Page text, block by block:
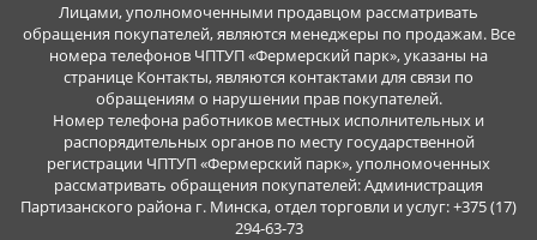
Лицами, уполномоченными продавцом рассматривать
обращения покупателей, являются менеджеры по продажам. Все
номера телефонов ЧПТУП «Фермерский парк», указаны на
странице Контакты, являются контактами для связи по
обращениям о нарушении прав покупателей.
Номер телефона работников местных исполнительных и
распорядительных органов по месту государственной
регистрации ЧПТУП «Фермерский парк», уполномоченных
рассматривать обращения покупателей: Администрация
Партизанского района г. Минска, отдел торговли и услуг: +375 (17)
294-63-73